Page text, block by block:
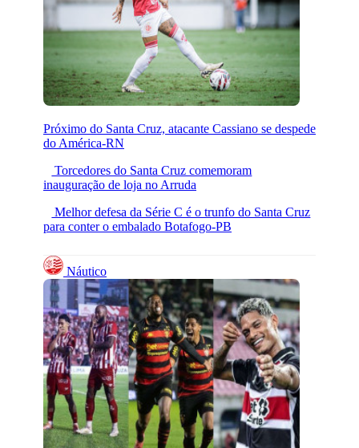
Próximo do Santa Cruz, atacante Cassiano se despede
do América-RN
Torcedores do Santa Cruz comemoram
inauguração de loja no Arruda
Melhor defesa da Série C é o trunfo do Santa Cruz
para conter o embalado Botafogo-PB
Náutico